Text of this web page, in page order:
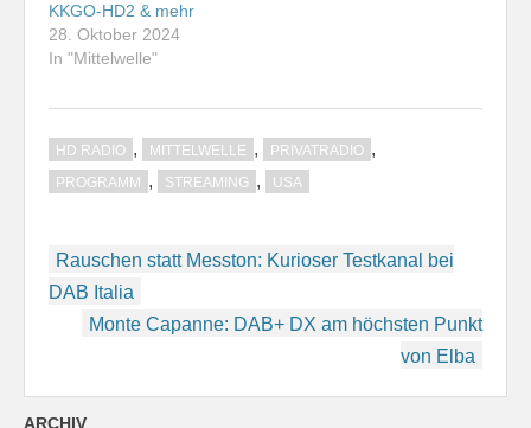
KKGO-HD2 & mehr
28. Oktober 2024
In "Mittelwelle"
HD RADIO , MITTELWELLE , PRIVATRADIO ,
PROGRAMM , STREAMING , USA
Beitragsnavigation
Rauschen statt Messton: Kurioser Testkanal bei
DAB Italia
Monte Capanne: DAB+ DX am höchsten Punkt
von Elba
ARCHIV